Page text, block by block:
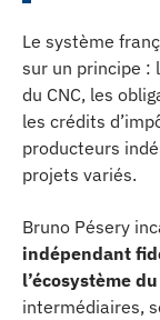
Le système
sur un principe :
du CNC, les
les crédits
producteurs
projets variés.
Bruno Pésery
indépendant
l’écosystème
intermédiaires,